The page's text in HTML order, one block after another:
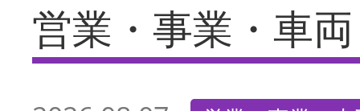
営業・事業・車両